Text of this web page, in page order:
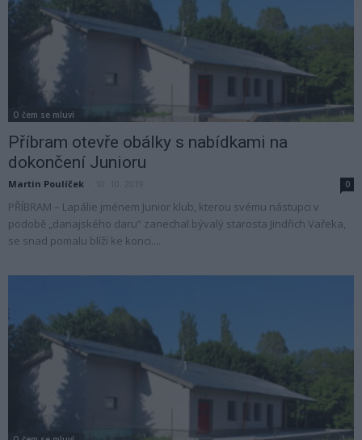
O čem se mluví
Příbram otevře obálky s nabídkami na
dokončení Junioru
Martin Poulíček 0
PŘÍBRAM – Lapálie jménem Junior klub, kterou svému nástupci v
podobě „danajského daru“ zanechal bývalý starosta Jindřich Vařeka,
se snad pomalu blíží ke konci....